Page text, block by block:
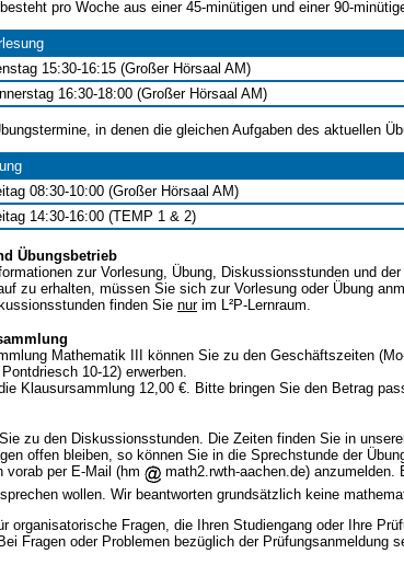
pro Woche aus einer 45-minütigen und einer 90-
15:30-16:15 (Großer Hörsaal AM)
16:30-18:00 (Großer Hörsaal AM)
in denen die gleichen Aufgaben des aktuellen
08:30-10:00 (Großer Hörsaal AM)
14:30-16:00 (TEMP 1 & 2)
Übungsbetrieb
zur Vorlesung, Übung, Diskussionsstunden und
zu erhalten, müssen Sie sich zur Vorlesung oder Übung
finden Sie nurim L²P-Lernraum.
Mathematik III können Sie zu den Geschäftszeiten
10-12) erwerben.
Klausursammlung 12,00 €. Bitte bringen Sie den Betrag
zu den Diskussionsstunden. Die Zeiten finden Sie in
offen bleiben, so können Sie in die Sprechstunde der
vorab per E-Mail (hm
math2.rwth-aachen.de)
wollen. Wir beantworten grundsätzlich keine
organisatorische Fragen, die Ihren Studiengang oder Ihre
Fragen oder Problemen bezüglich der